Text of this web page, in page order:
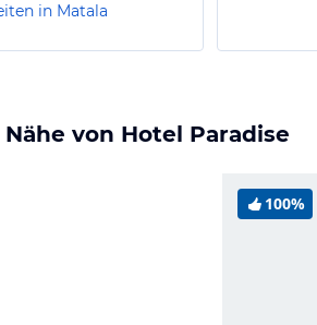
in Matala
von Hotel Paradise
100%